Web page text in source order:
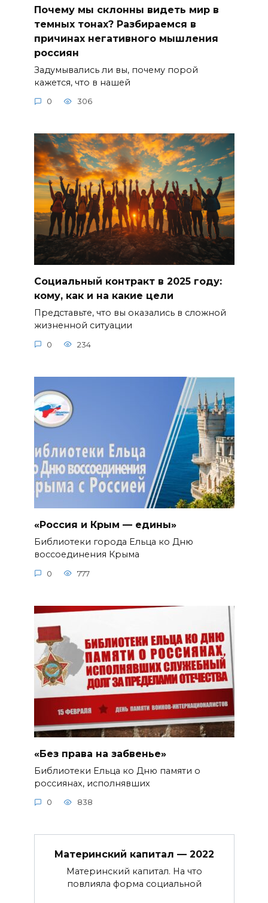
Почему мы склонны видеть мир в
темных тонах? Разбираемся в
причинах негативного мышления
россиян
Задумывались ли вы, почему порой
кажется, что в нашей
0 306
Социальный контракт в 2025 году:
кому, как и на какие цели
Представьте, что вы оказались в сложной
жизненной ситуации
0 234
«Россия и Крым — едины»
Библиотеки города Ельца ко Дню
воссоединения Крыма
0 777
«Без права на забвенье»
Библиотеки Ельца ко Дню памяти о
россиянах, исполнявших
0 838
Материнский капитал — 2022
Материнский капитал. На что
повлияла форма социальной